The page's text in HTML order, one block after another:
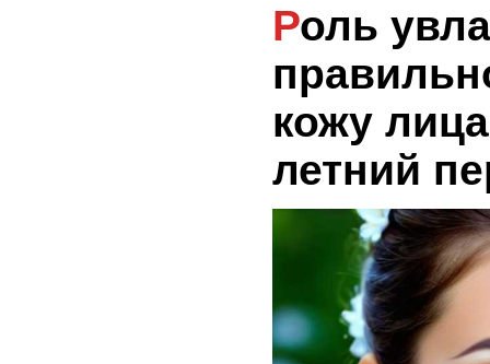
Роль увлажнения: как
кожу
летний